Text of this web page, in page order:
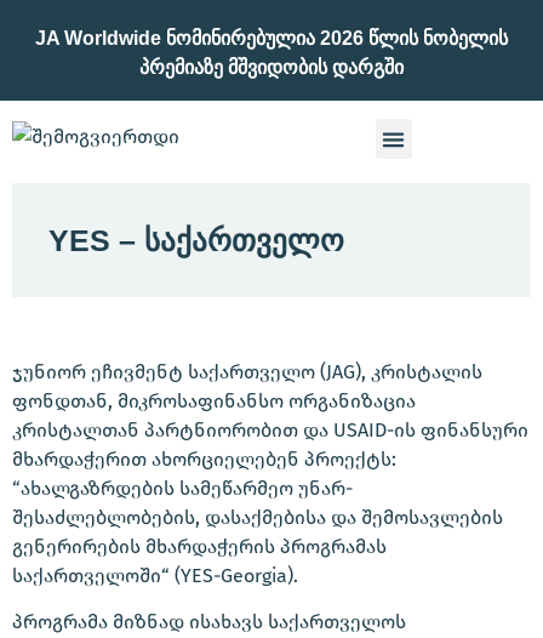
JA Worldwide Ნომინირებულია 2026 Წლის Ნობელის
Პრემიაზე Მშვიდობის Დარგში
YES – ᲡᲐᲥᲐᲠᲗᲕᲔᲚᲝ
ჯუნიორ ეჩივმენტ საქართველო (JAG), კრისტალის
ფონდთან, მიკროსაფინანსო ორგანიზაცია
კრისტალთან პარტნიორობით და USAID-ის ფინანსური
მხარდაჭერით ახორციელებენ პროექტს:
“ახალგაზრდების სამეწარმეო უნარ-
შესაძლებლობების, დასაქმებისა და შემოსავლების
გენერირების მხარდაჭერის პროგრამას
საქართველოში“ (YES-Georgia).
პროგრამა მიზნად ისახავს საქართველოს